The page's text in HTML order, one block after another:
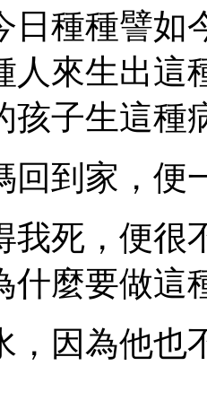
日種種譬如
人來生出這
孩子生這種
回到家，便
我死，便很
什麼要做這
，因為他也